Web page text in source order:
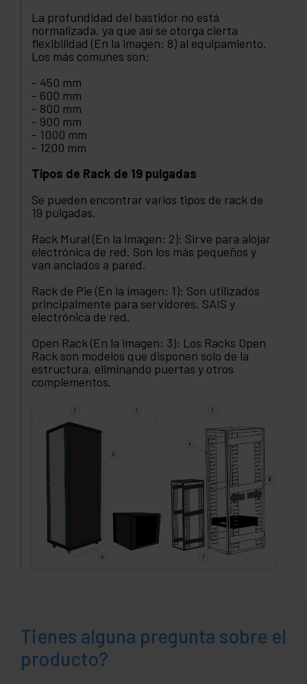
La profundidad del bastidor no está
normalizada, ya que así se otorga cierta
flexibilidad (En la imagen: 8) al equipamiento.
Los más comunes son:
- 450 mm
- 600 mm
- 800 mm
- 900 mm
- 1000 mm
- 1200 mm
Tipos de Rack de 19 pulgadas
Se pueden encontrar varios tipos de rack de
19 pulgadas.
Rack Mural (En la imagen: 2): Sirve para alojar
electrónica de red. Son los más pequeños y
van anclados a pared.
Rack de Pie (En la imagen: 1): Son utilizados
principalmente para servidores, SAIS y
electrónica de red.
Open Rack (En la imagen: 3): Los Racks Open
Rack son modelos que disponen solo de la
estructura, eliminando puertas y otros
complementos.
Tienes alguna pregunta sobre el
producto?